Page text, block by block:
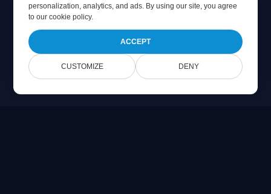
personalization, analytics, and ads. By using our site, you agree
toour cookie policy.
ACCEPT
CUSTOMIZE DENY